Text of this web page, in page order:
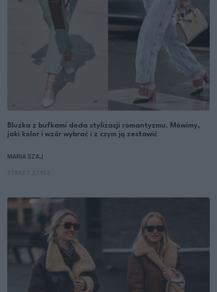
Bluzka z bufkami doda stylizacji romantyzmu. Mówimy,
jaki kolor i wzór wybrać i z czym ją zestawić
MARIA SZAJ